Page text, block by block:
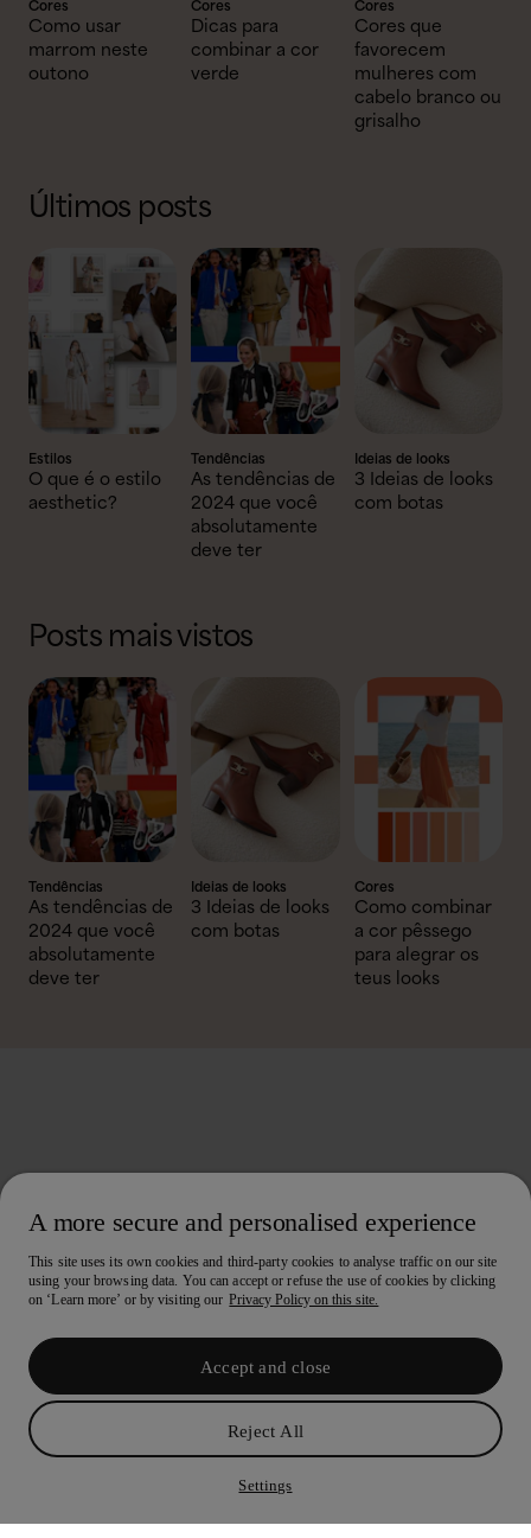
Cores
Como usar
marrom neste
outono
Cores
Dicas para
combinar a cor
verde
Cores
Cores que
favorecem
mulheres com
cabelo branco ou
grisalho
Últimos posts
Estilos
O que é o estilo
aesthetic?
Tendências
As tendências de
2024 que você
absolutamente
deve ter
Ideias de looks
3 Ideias de looks
com botas
Posts mais vistos
Tendências
As tendências de
2024 que você
absolutamente
deve ter
Ideias de looks
3 Ideias de looks
com botas
Cores
Como combinar
a cor pêssego
para alegrar os
teus looks
10€ de oferta no teu primeiro Lookiero
Levantar código
A more secure and personalised experience
This site uses its own cookies and third-party cookies to analyse traffic on our site
using your browsing data. You can accept or refuse the use of cookies by clicking
on ‘Learn more’ or by visiting our Privacy Policy on this site.
Accept and close
Reject All
Settings